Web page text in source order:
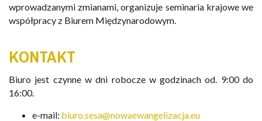
wprowadzanymi zmianami, organizuje seminaria krajowe we
współpracy z Biurem Międzynarodowym.
KONTAKT
Biuro jest czynne w dni robocze w godzinach od. 9:00 do
16:00.
e-mail: biuro.sesa@nowaewangelizacja.eu